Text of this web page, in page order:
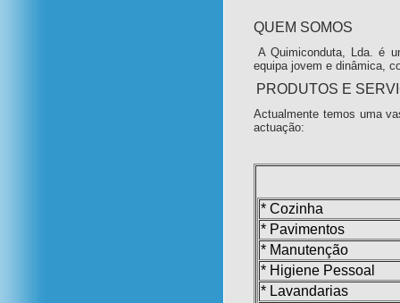
QUEM SOMOS
A Quimiconduta, Lda. é
equipa jovem e dinâmica,
PRODUTOS E
Actualmente temos uma
actuação:
* Cozinha
* Pavimentos
* Manutenção
* Higiene Pessoal
* Lavandarias